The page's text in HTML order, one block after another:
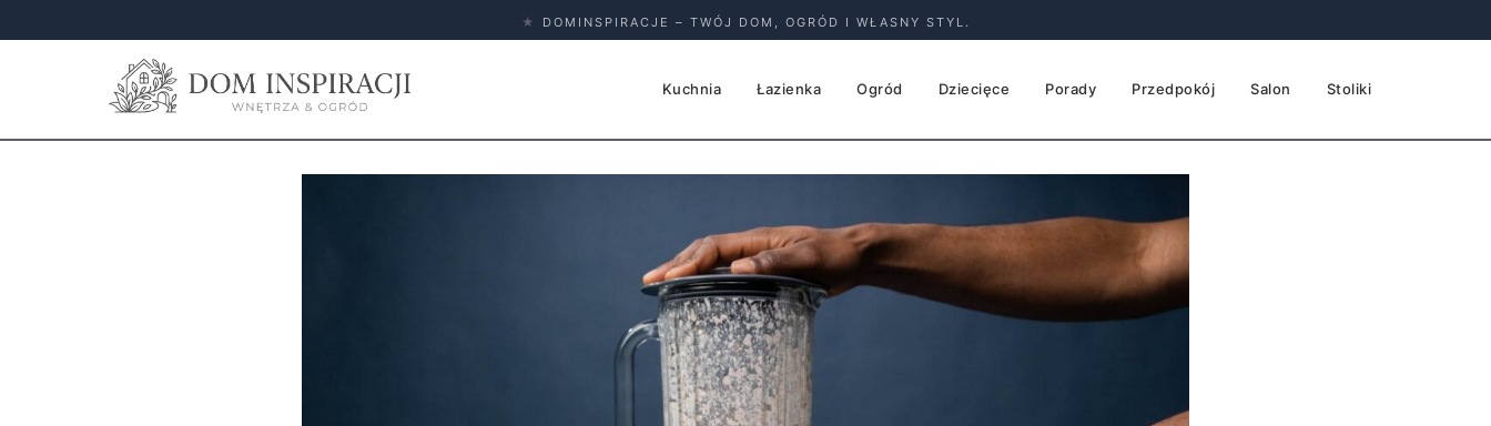
★ DOMINSPIRACJE – TWÓJ DOM, OGRÓD I WŁASNY STYL.
Kuchnia Łazienka Ogród Dziecięce Porady Przedpokój Salon Stoliki